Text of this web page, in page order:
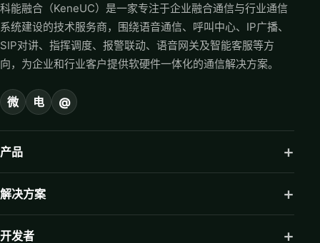
科能融合（KeneUC）是一家专注于企业融合通信与行业通信
系统建设的技术服务商，围绕语音通信、呼叫中心、IP广播、
SIP对讲、指挥调度、报警联动、语音网关及智能客服等方
向，为企业和行业客户提供软硬件一体化的通信解决方案。
微 电 @
产品
解决方案
开发者